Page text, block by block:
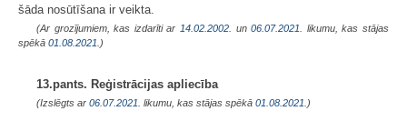
šāda nosūtīšana ir veikta.
(Ar grozījumiem, kas izdarīti ar 14.02.2002. un06.07.2021
. likumu, kas stājas
spēkā 01.08.2021. )
13.pants. Reģistrācijas apliecība
(Izslēgts ar 06.07.2021 . likumu, kas stājas spēkā 01.08.2021. )